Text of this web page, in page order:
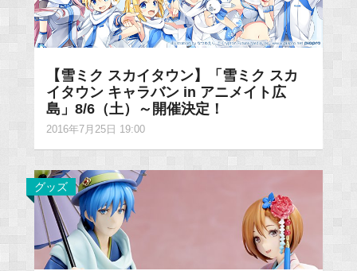
【雪ミク スカイタウン】「雪ミク スカ
イタウン キャラバン in アニメイト広
島」8/6（土）～開催決定！
2016年7月25日 19:00
グッズ